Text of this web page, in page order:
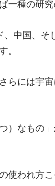
一種の研究
中国、そ
。
には宇
）なもの
使われ方